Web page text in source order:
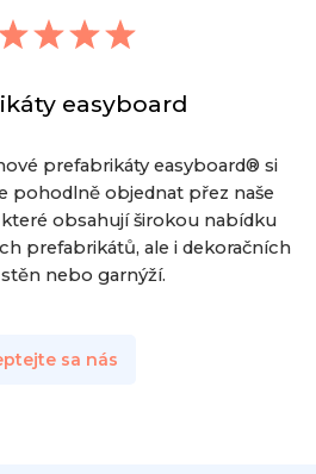
easyboard
prefabrikáty easyboard® si
pohodlně objednat přez naše
obsahují širokou nabídku
prefabrikátů, ale i dekoračních
nebo garnýží.
sa nás